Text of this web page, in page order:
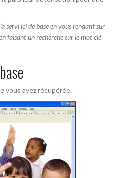
servi ici de base en vous rendant sur
faisant un recherche sur le mot clé
vous avez récupérée.